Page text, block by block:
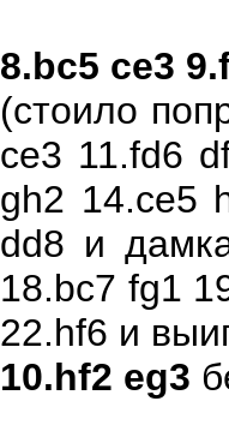
8.bc5 ce3
(стоило
ce3 11.fd6
gh2 14.ce5
dd8 и
18.bc7 fg1
22.hf6 и
10.hf2 eg3